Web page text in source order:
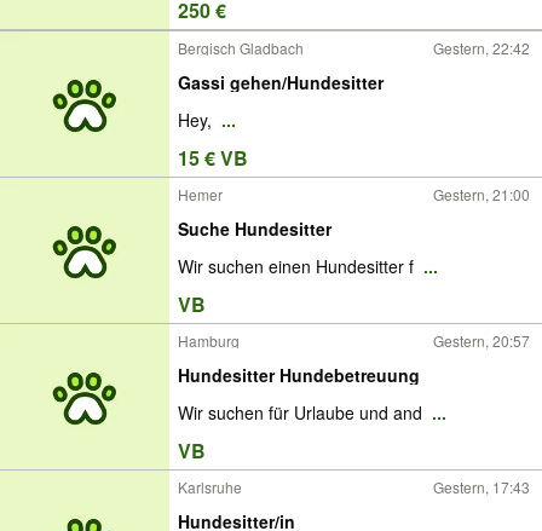
250 €
Bergisch Gladbach Gestern, 22:42
Gassi gehen/Hundesitter
Hey, ...
15 € VB
Hemer Gestern, 21:00
Suche Hundesitter
Wir suchen einen Hundesitter f ...
VB
Hamburg Gestern, 20:57
Hundesitter Hundebetreuung
Wir suchen für Urlaube und and ...
VB
Karlsruhe Gestern, 17:43
Hundesitter/in